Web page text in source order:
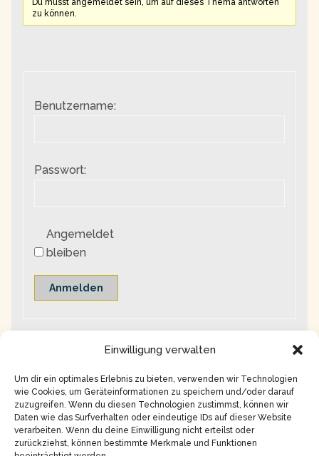
Einwilligung verwalten
Um dir ein optimales Erlebnis zu bieten, verwenden wir Technologien
wie Cookies, um Geräteinformationen zu speichern und/oder darauf
zuzugreifen. Wenn du diesen Technologien zustimmst, können wir
Daten wie das Surfverhalten oder eindeutige IDs auf dieser Website
verarbeiten. Wenn du deine Einwilligung nicht erteilst oder
zurückziehst, können bestimmte Merkmale und Funktionen
Du musst angemeldet sein, um auf dieses Thema antworten
zu können.
Benutzername:
Passwort:
Angemeldet
bleiben
Anmelden